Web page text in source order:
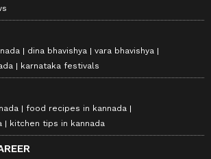
dina bhavishya
vara bhavishya
karnataka festivals
food recipes in kannada
kitchen tips in kannada